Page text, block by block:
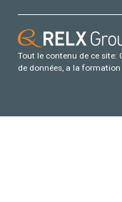
Tout le contenu de ce site:
de données, a la